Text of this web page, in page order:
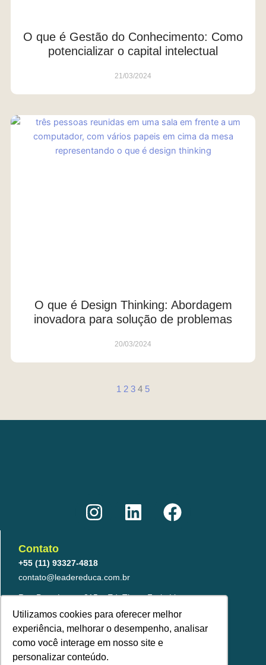
Utilizamos cookies para oferecer melhor
experiência, melhorar o desempenho, analisar
como você interage em nosso site e
personalizar conteúdo.
O que é Gestão do Conhecimento: Como
potencializar o capital intelectual
21/03/2024
O que é Design Thinking: Abordagem
inovadora para solução de problemas
20/03/2024
1 2 3 4 5
n
s
a
g
r
a
m
i
n
i
n
a
c
o
k
Contato
+55 (11) 93327-4818
contato@leadereduca.com.br
Rua Paes Leme, 215 – Ed. Thera Faria Lima
23º and – CNJ 2313 – Pinheiros
São Paulo/SP – 05424-150